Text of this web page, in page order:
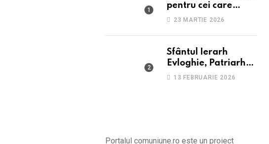
pentru cei care
suferă de depresie și
23 MARTIE 2026
Sfântul Ierarh
Evloghie, Patriarhul
Alexandriei
13 FEBRUARIE 2026
Portalul comuniune.ro este un proiect